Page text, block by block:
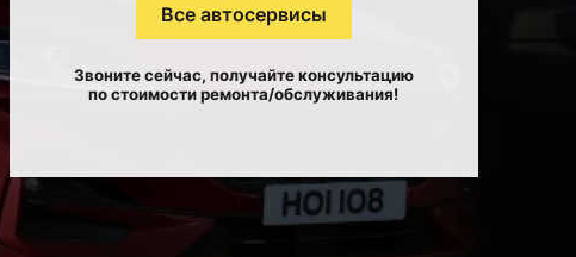
Все автосервисы
Звоните сейчас, получайте консультацию
по стоимости ремонта/обслуживания!